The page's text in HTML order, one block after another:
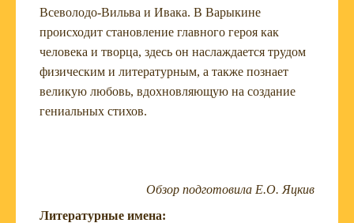
Всеволодо-Вильва и Ивака. В Варыкине
происходит становление главного героя как
человека и творца, здесь он наслаждается трудом
физическим и литературным, а также познает
великую любовь, вдохновляющую на создание
гениальных стихов.
Обзор подготовила Е.О. Яцкив
Литературные имена: